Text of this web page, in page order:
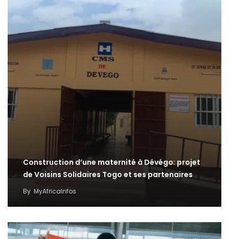
Construction d’une maternité à Dévégo: projet
de Voisins Solidaires Togo et ses partenaires
By MyAfricaInfos